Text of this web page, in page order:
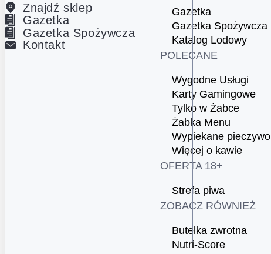
Znajdź sklep
Gazetka
Gazetka Spożywcza
Kontakt
Gazetka
Gazetka Spożywcza
Katalog Lodowy
POLECANE
Wygodne Usługi
Karty Gamingowe
Tylko w Żabce
Żabka Menu
Wypiekane pieczywo
Więcej o kawie
OFERTA 18+
Strefa piwa
ZOBACZ RÓWNIEŻ
Butelka zwrotna
Nutri-Score